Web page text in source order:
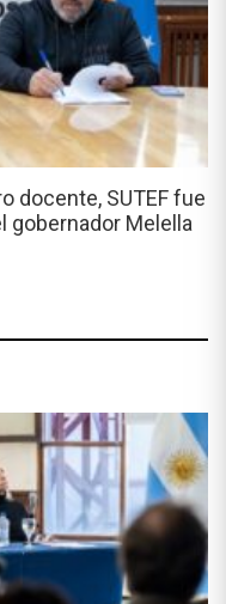
docente, SUTEF fue
gobernador Melella